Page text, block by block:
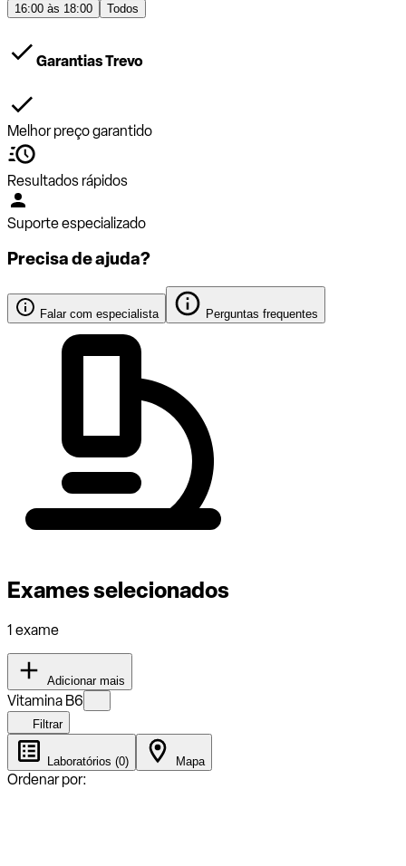
16:00 às 18:00
Todos
Garantias Trevo
Melhor preço garantido
Resultados rápidos
Suporte especializado
Precisa de ajuda?
Falar com especialista Perguntas frequentes
Exames selecionados
1 exame
Adicionar mais
Vitamina B6
Filtrar
Laboratórios (0) Mapa
Ordenar por: